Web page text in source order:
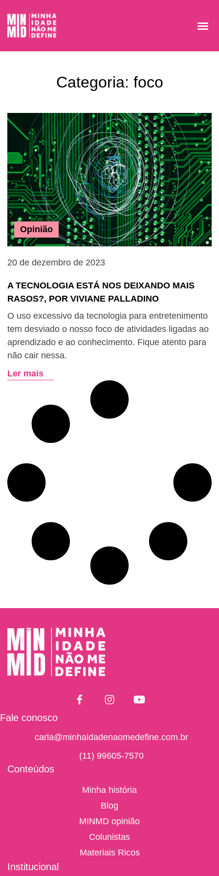
Categoria: foco
Opinião
20 de dezembro de 2023
A TECNOLOGIA ESTÁ NOS DEIXANDO MAIS
RASOS?, POR VIVIANE PALLADINO
O uso excessivo da tecnologia para entretenimento
tem desviado o nosso foco de atividades ligadas ao
aprendizado e ao conhecimento. Fique atento para
não cair nessa.
Ler mais
Fale conosco
carla@minhaidadenaomedefine.com.br
(11) 99605-7570
Conteúdos
Minha história
Blog
MINMD opinião
Colunistas
Materiais Ricos
Institucional